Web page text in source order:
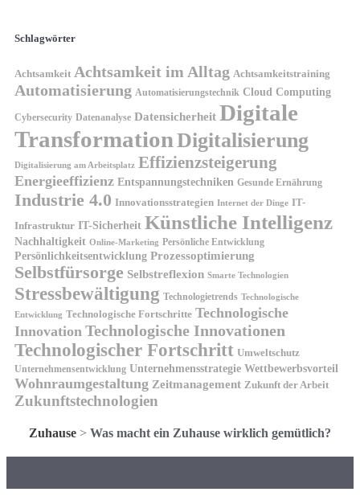
Schlagwörter
Achtsamkeit Achtsamkeit im Alltag Achtsamkeitstraining
Automatisierung Automatisierungstechnik Cloud Computing
Cybersecurity Datenanalyse Datensicherheit Digitale
TransformationDigitalisierung
Digitalisierung am Arbeitsplatz Effizienzsteigerung
Energieeffizienz Entspannungstechniken Gesunde Ernährung
Industrie 4.0 Innovationsstrategien Internet der Dinge IT-
Infrastruktur IT-Sicherheit Künstliche Intelligenz
Nachhaltigkeit Online-Marketing Persönliche Entwicklung
Persönlichkeitsentwicklung Prozessoptimierung
Selbstfürsorge Selbstreflexion Smarte Technologien
Stressbewältigung Technologietrends Technologische
Entwicklung Technologische Fortschritte Technologische
Innovation Technologische Innovationen
Technologischer Fortschritt Umweltschutz
Unternehmensentwicklung Unternehmensstrategie Wettbewerbsvorteil
Wohnraumgestaltung Zeitmanagement Zukunft der Arbeit
Zukunftstechnologien
Zuhause > Was macht ein Zuhause wirklich gemütlich?